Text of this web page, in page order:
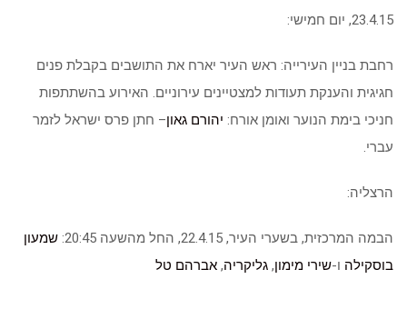
23.4.15, יום חמישי:
רחבת בניין העירייה: ראש העיר יארח את התושבים בקבלת פנים
חגיגית והענקת תעודות למצטיינים עירוניים. האירוע בהשתתפות
חניכי בימת הנוער ואומן אורח: יהורם גאון– חתן פרס ישראל לזמר
עברי.
הרצליה:
הבמה המרכזית, בשערי העיר, 22.4.15, החל מהשעה 20:45:
שמעון
בוסקילה ו-שירי מימון, גליקריה, אברהם טל